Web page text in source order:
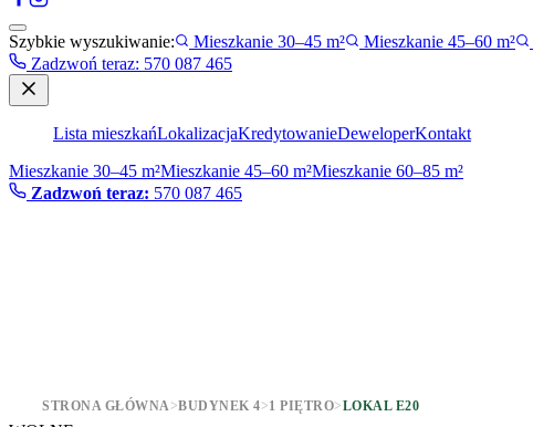
Szybkie wyszukiwanie: Mieszkanie 30–45 m² Mieszkanie 45–60 m²
Zadzwoń teraz: 570 087 465
Lista mieszkańLokalizacjaKredytowanieDeweloperKontakt
Mieszkanie 30–45 m²Mieszkanie 45–60 m²Mieszkanie 60–85 m²
Zadzwoń teraz: 570 087 465
STRONA GŁÓWNA>BUDYNEK 4>1 PIĘTRO>LOKAL E20